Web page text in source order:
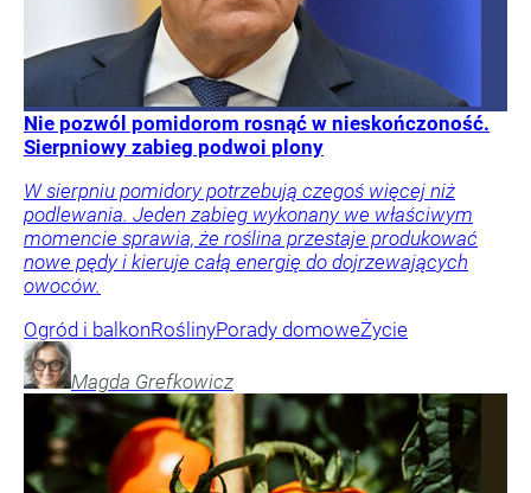
Nie pozwól pomidorom rosnąć w nieskończoność.
Sierpniowy zabieg podwoi plony
W sierpniu pomidory potrzebują czegoś więcej niż
podlewania. Jeden zabieg wykonany we właściwym
momencie sprawia, że roślina przestaje produkować
nowe pędy i kieruje całą energię do dojrzewających
owoców.
Ogród i balkonRoślinyPorady domoweŻycie
Magda Grefkowicz